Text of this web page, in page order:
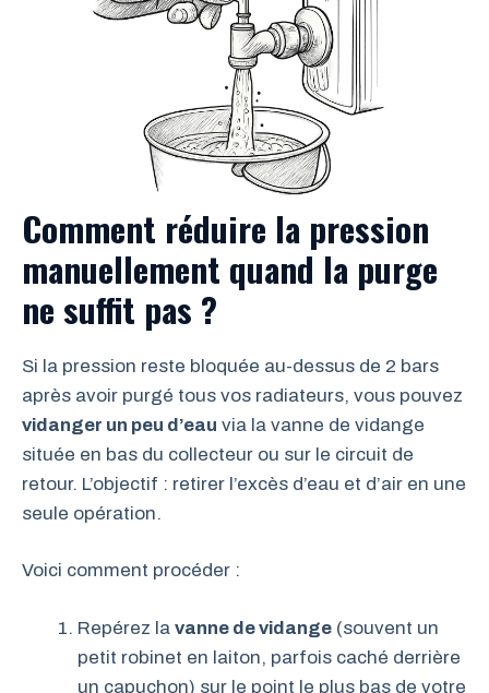
Comment réduire la pression
manuellement quand la purge
ne suffit pas ?
Si la pression reste bloquée au-dessus de 2 bars
après avoir purgé tous vos radiateurs, vous pouvez
vidanger un peu d’eau via la vanne de vidange
située en bas du collecteur ou sur le circuit de
retour. L’objectif : retirer l’excès d’eau et d’air en une
seule opération.
Voici comment procéder :
Repérez la vanne de vidange (souvent un
petit robinet en laiton, parfois caché derrière
un capuchon) sur le point le plus bas de votre